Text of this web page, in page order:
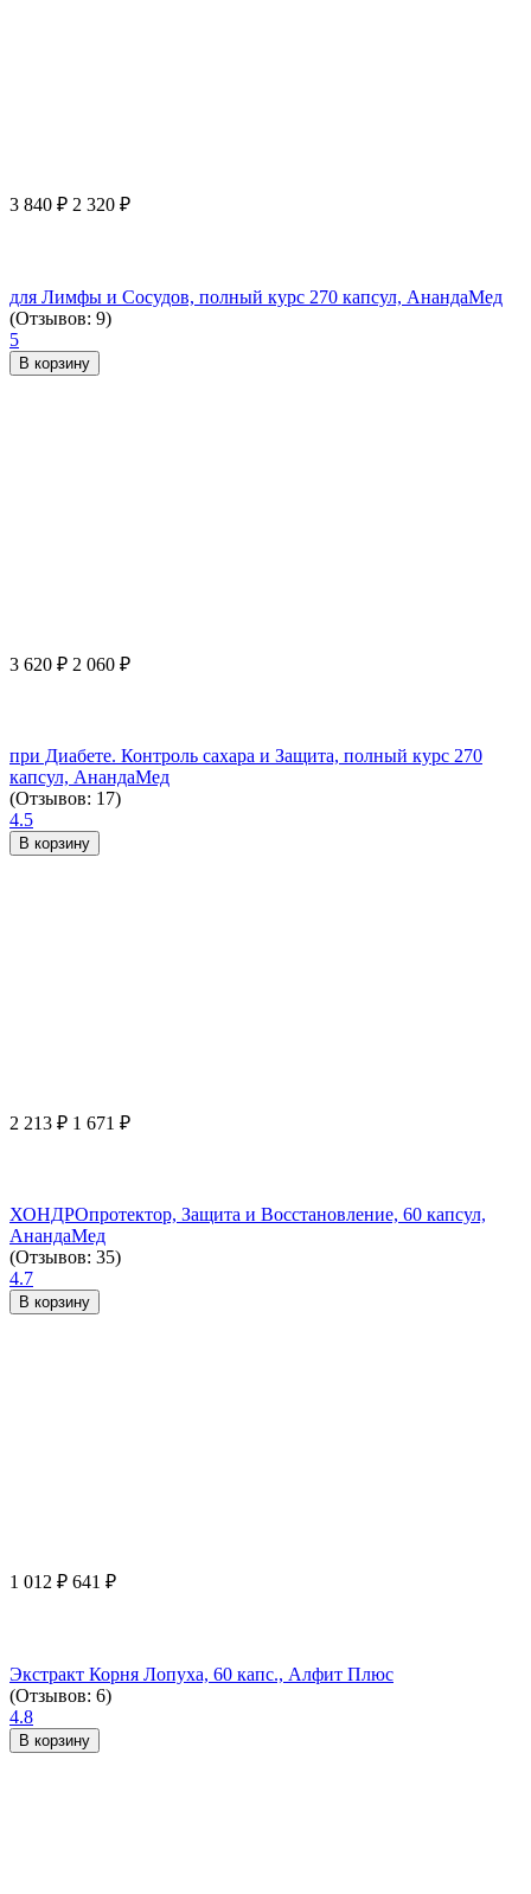
3 840 ₽ 2 320 ₽
для Лимфы и Сосудов, полный курс 270 капсул, АнандаМед
(Отзывов: 9)
5
В корзину
3 620 ₽ 2 060 ₽
при Диабете. Контроль сахара и Защита, полный курс 270
капсул, АнандаМед
(Отзывов: 17)
4.5
В корзину
2 213 ₽ 1 671 ₽
ХОНДРОпротектор, Защита и Восстановление, 60 капсул,
АнандаМед
(Отзывов: 35)
4.7
В корзину
1 012 ₽ 641 ₽
Экстракт Корня Лопуха, 60 капс., Алфит Плюс
(Отзывов: 6)
4.8
В корзину